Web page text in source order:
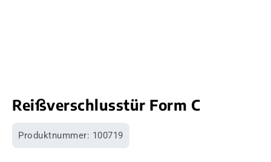
Reißverschlusstür Form C
Produktnummer: 100719